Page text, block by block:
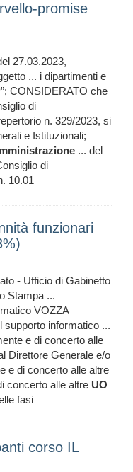
promise
27.03.2023,
... i dipartimenti e
CONSIDERATO che
di
n. 329/2023, si
e Istituzionali;
... del
di
10.01
funzionari
- Ufficio di Gabinetto
Stampa ...
VOZZA
supporto informatico ...
e di concerto alle
Direttore Generale e/o
e di concerto alle altre
concerto alle altre UO
fasi
corso IL